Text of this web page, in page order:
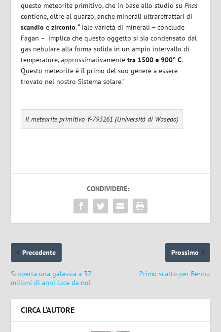
questo meteorite primitivo, che in base allo studio suPnas
contiene, oltre al quarzo, anche minerali ultrarefrattari di
scandio ezirconio. “Tale varietà di minerali – conclude
Fagan – implica che questo oggetto si sia condensato dal
gas nebulare alla forma solida in un ampio intervallo di
temperature, approssimativamentetra 1500 e 900° C.
Questo meteorite è il primo del suo genere a essere
trovato nel nostro Sistema solare.”
Il meteorite primitivo Y-793261 (Università di Waseda)
CONDIVIDERE:
Precedente
Scoperta una galassia a 37
milioni di anni luce da noi
Prossimo
Primo scatto per Bennu
CIRCA L'AUTORE